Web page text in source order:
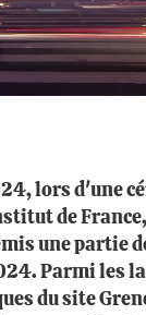
lors d'une
de
une partie
Parmi les
du site